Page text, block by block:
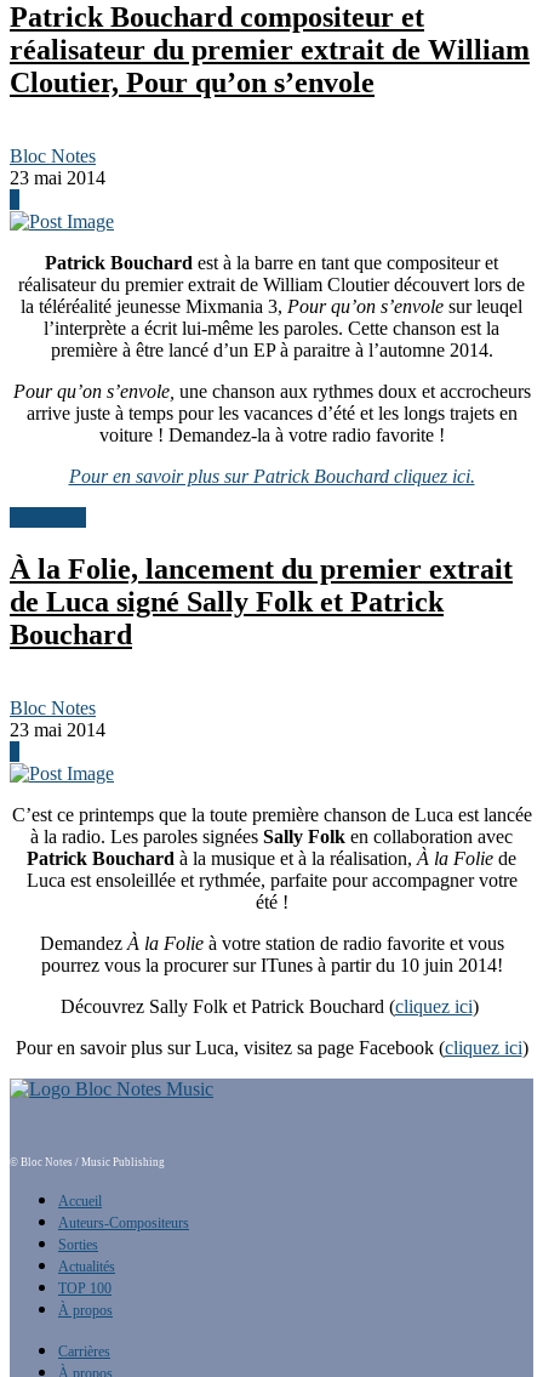
Patrick Bouchard compositeur et
réalisateur du premier extrait de William
Cloutier, Pour qu’on s’envole
Bloc Notes
23 mai 2014
Patrick Bouchard est à la barre en tant que compositeur et
réalisateur du premier extrait de William Cloutier découvert lors de
la téléréalité jeunesse Mixmania 3, Pour qu’on s’envole sur leuqel
l’interprète a écrit lui-même les paroles. Cette chanson est la
première à être lancé d’un EP à paraitre à l’automne 2014.
Pour qu’on s’envole, une chanson aux rythmes doux et accrocheurs
arrive juste à temps pour les vacances d’été et les longs trajets en
voiture ! Demandez-la à votre radio favorite !
Pour en savoir plus sur Patrick Bouchard cliquez ici.
À la Folie, lancement du premier extrait
de Luca signé Sally Folk et Patrick
Bouchard
Bloc Notes
23 mai 2014
C’est ce printemps que la toute première chanson de Luca est lancée
à la radio. Les paroles signées Sally Folk en collaboration avec
Patrick Bouchard à la musique et à la réalisation, À la Folie de
Luca est ensoleillée et rythmée, parfaite pour accompagner votre
été !
Demandez À la Folieà votre station de radio favorite et vous
pourrez vous la procurer sur ITunes à partir du 10 juin 2014!
Découvrez Sally Folk et Patrick Bouchard (cliquez ici)
Pour en savoir plus sur Luca, visitez sa page Facebook (cliquez ici)
© Bloc Notes / Music Publishing
Accueil
Auteurs-Compositeurs
Sorties
Actualités
TOP 100
À propos
Carrières
À propos